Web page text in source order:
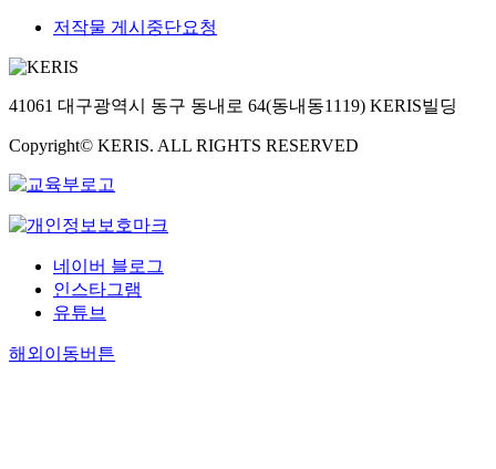
저작물 게시중단요청
41061 대구광역시 동구 동내로 64(동내동1119) KERIS빌딩
Copyright© KERIS. ALL RIGHTS RESERVED
네이버 블로그
인스타그램
유튜브
해외이동버튼